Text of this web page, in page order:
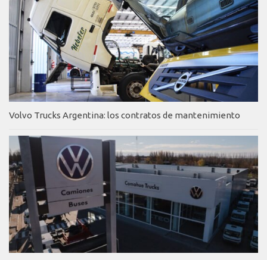
Volvo Trucks Argentina: los contratos de mantenimiento